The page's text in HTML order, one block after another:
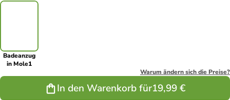
Badeanzug
in Mole1
Warum ändern sich die Preise?
In den Warenkorb für19,99 €